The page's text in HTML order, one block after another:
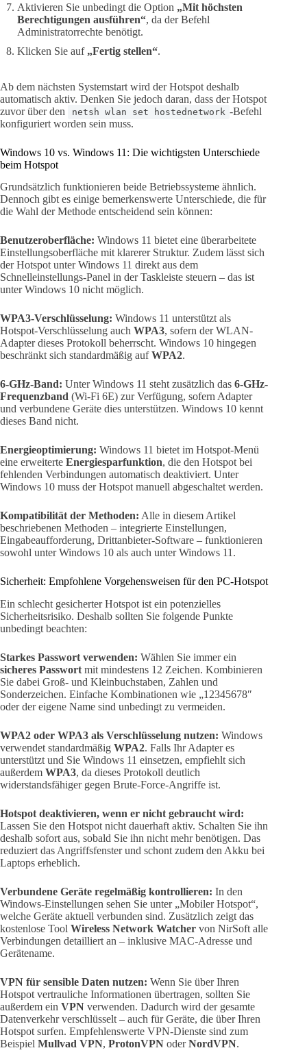
Aktivieren Sie unbedingt die Option „Mit höchsten
Berechtigungen ausführen“, da der Befehl
Administratorrechte benötigt.
Klicken Sie auf „Fertig stellen“.
Ab dem nächsten Systemstart wird der Hotspot deshalb
automatisch aktiv. Denken Sie jedoch daran, dass der Hotspot
zuvor über den
netsh wlan set hostednetwork -Befehl
konfiguriert worden sein muss.
Windows 10 vs. Windows 11: Die wichtigsten Unterschiede
beim Hotspot
Grundsätzlich funktionieren beide Betriebssysteme ähnlich.
Dennoch gibt es einige bemerkenswerte Unterschiede, die für
die Wahl der Methode entscheidend sein können:
Benutzeroberfläche: Windows 11 bietet eine überarbeitete
Einstellungsoberfläche mit klarerer Struktur. Zudem lässt sich
der Hotspot unter Windows 11 direkt aus dem
Schnelleinstellungs-Panel in der Taskleiste steuern – das ist
unter Windows 10 nicht möglich.
WPA3-Verschlüsselung: Windows 11 unterstützt als
Hotspot-Verschlüsselung auch WPA3, sofern der WLAN-
Adapter dieses Protokoll beherrscht. Windows 10 hingegen
beschränkt sich standardmäßig aufWPA2.
6-GHz-Band: Unter Windows 11 steht zusätzlich das 6-GHz-
Frequenzband (Wi-Fi 6E) zur Verfügung, sofern Adapter
und verbundene Geräte dies unterstützen. Windows 10 kennt
dieses Band nicht.
Energieoptimierung: Windows 11 bietet im Hotspot-Menü
eine erweiterte Energiesparfunktion, die den Hotspot bei
fehlenden Verbindungen automatisch deaktiviert. Unter
Windows 10 muss der Hotspot manuell abgeschaltet werden.
Kompatibilität der Methoden: Alle in diesem Artikel
beschriebenen Methoden – integrierte Einstellungen,
Eingabeaufforderung, Drittanbieter-Software – funktionieren
sowohl unter Windows 10 als auch unter Windows 11.
Sicherheit: Empfohlene Vorgehensweisen für den PC-Hotspot
Ein schlecht gesicherter Hotspot ist ein potenzielles
Sicherheitsrisiko. Deshalb sollten Sie folgende Punkte
unbedingt beachten:
Starkes Passwort verwenden: Wählen Sie immer ein
sicheres Passwort mit mindestens 12 Zeichen. Kombinieren
Sie dabei Groß- und Kleinbuchstaben, Zahlen und
Sonderzeichen. Einfache Kombinationen wie „12345678″
oder der eigene Name sind unbedingt zu vermeiden.
WPA2 oder WPA3 als Verschlüsselung nutzen: Windows
verwendet standardmäßig WPA2. Falls Ihr Adapter es
unterstützt und Sie Windows 11 einsetzen, empfiehlt sich
außerdem WPA3, da dieses Protokoll deutlich
widerstandsfähiger gegen Brute-Force-Angriffe ist.
Hotspot deaktivieren, wenn er nicht gebraucht wird:
Lassen Sie den Hotspot nicht dauerhaft aktiv. Schalten Sie ihn
deshalb sofort aus, sobald Sie ihn nicht mehr benötigen. Das
reduziert das Angriffsfenster und schont zudem den Akku bei
Laptops erheblich.
Verbundene Geräte regelmäßig kontrollieren: In den
Windows-Einstellungen sehen Sie unter „Mobiler Hotspot“,
welche Geräte aktuell verbunden sind. Zusätzlich zeigt das
kostenlose Tool Wireless Network Watcher von NirSoft alle
Verbindungen detailliert an – inklusive MAC-Adresse und
Gerätename.
VPN für sensible Daten nutzen: Wenn Sie über Ihren
Hotspot vertrauliche Informationen übertragen, sollten Sie
außerdem ein VPN verwenden. Dadurch wird der gesamte
Datenverkehr verschlüsselt – auch für Geräte, die über Ihren
Hotspot surfen. Empfehlenswerte VPN-Dienste sind zum
Beispiel Mullvad VPN, ProtonVPN oderNordVPN.